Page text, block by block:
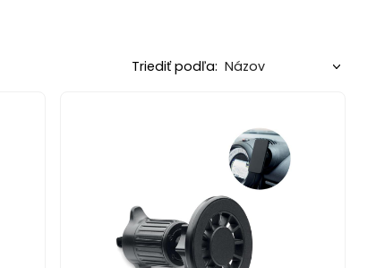
Triediť podľa: